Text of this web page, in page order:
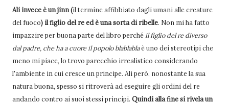
Ali invece è un jinn (il termine affibbiato dagli umani alle creature
del fuoco) il figlio del reed è una sorta di ribelle. Non mi ha fatto
impazzire per buona parte del libro perchéil figlio del re diverso
dal padre, che ha a cuore il popolo blablablaè uno dei stereotipi che
meno mi piace, lo trovo parecchio irrealistico considerando
l'ambiente in cui cresce un principe. Ali però, nonostante la sua
natura buona, spesso si ritroverà ad eseguire gli ordini del re
andando contro ai suoi stessi principi. Quindi alla fine si rivela un